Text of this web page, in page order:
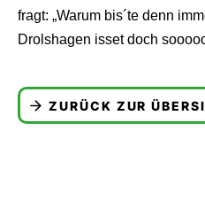
fragt: „Warum bis´te denn
Drolshagen isset doch
ZURÜCK ZUR